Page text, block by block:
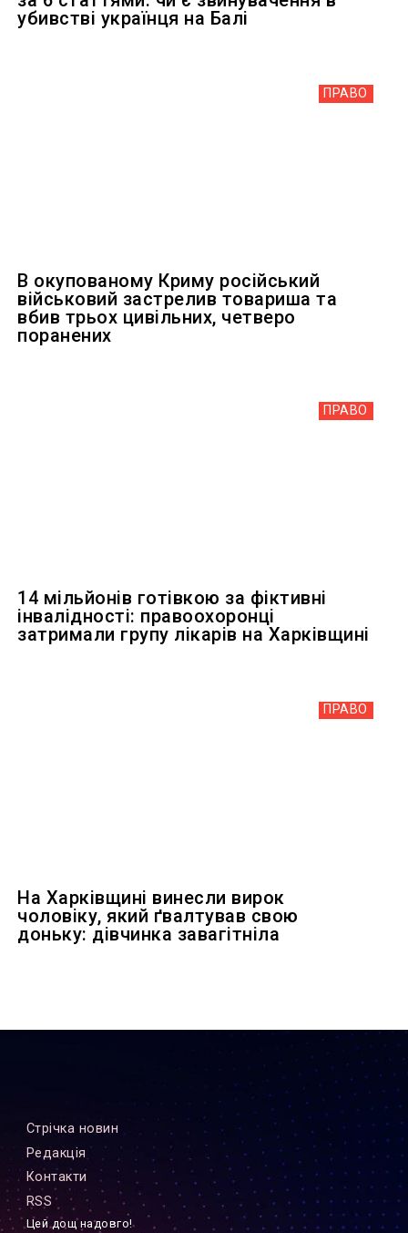
убивстві українця на Балі
ПРАВО
В окупованому Криму російський
військовий застрелив товариша та
вбив трьох цивільних, четверо
поранених
ПРАВО
14 мільйонів готівкою за фіктивні
інвалідності: правоохоронці
затримали групу лікарів на Харківщині
ПРАВО
На Харківщині винесли вирок
чоловіку, який ґвалтував свою
доньку: дівчинка завагітніла
Стрiчка новин
Редакцiя
Контакти
RSS
Цей дощ надовго!